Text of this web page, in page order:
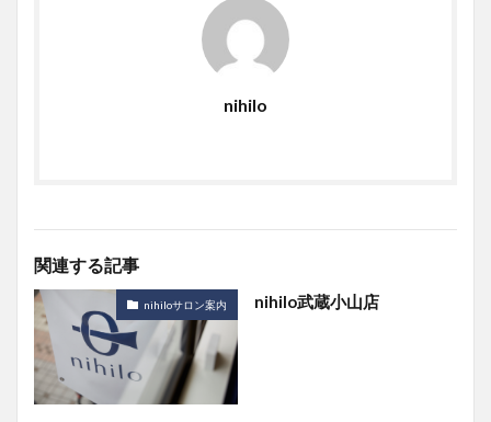
nihilo
関連する記事
nihiloサロン案内 nihilo武蔵小山店